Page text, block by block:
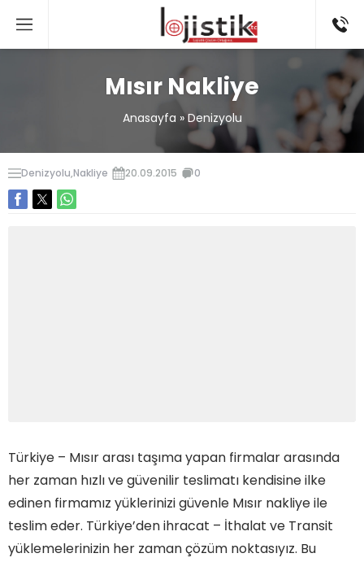
Mısır Nakliye
Anasayfa »Denizyolu
Denizyolu,Nakliye 20.09.2015 0
Türkiye – Mısır arası taşıma yapan firmalar arasında
her zaman hızlı ve güvenilir teslimatı kendisine ilke
edinen firmamız yüklerinizi güvenle Mısır nakliye ile
teslim eder. Türkiye’den ihracat – İthalat ve Transit
yüklemelerinizin her zaman çözüm noktasıyız. Bu